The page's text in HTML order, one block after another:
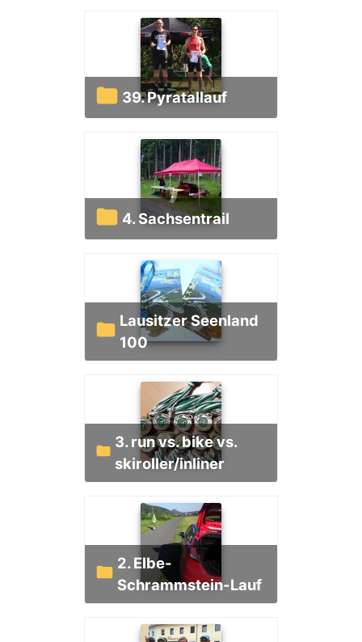
39. Pyratallauf
4. Sachsentrail
Lausitzer Seenland
100
3. run vs. bike vs.
skiroller/inliner
2. Elbe-
Schrammstein-Lauf